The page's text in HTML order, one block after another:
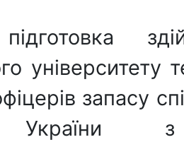
підготовка
запасу
України з